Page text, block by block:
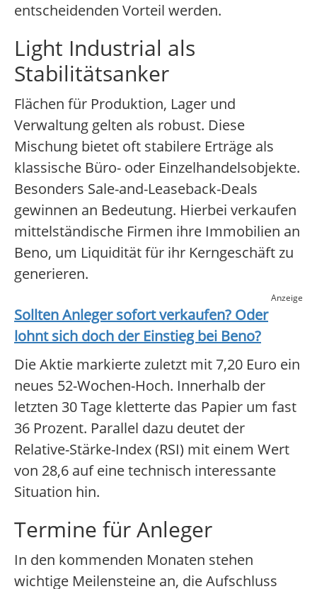
entscheidenden Vorteil werden.
Light Industrial als
Stabilitätsanker
Flächen für Produktion, Lager und
Verwaltung gelten als robust. Diese
Mischung bietet oft stabilere Erträge als
klassische Büro- oder Einzelhandelsobjekte.
Besonders Sale-and-Leaseback-Deals
gewinnen an Bedeutung. Hierbei verkaufen
mittelständische Firmen ihre Immobilien an
Beno, um Liquidität für ihr Kerngeschäft zu
generieren.
Anzeige
Sollten Anleger sofort verkaufen? Oder
lohnt sich doch der Einstieg bei Beno?
Die Aktie markierte zuletzt mit 7,20 Euro ein
neues 52-Wochen-Hoch. Innerhalb der
letzten 30 Tage kletterte das Papier um fast
36 Prozent. Parallel dazu deutet der
Relative-Stärke-Index (RSI) mit einem Wert
von 28,6 auf eine technisch interessante
Situation hin.
Termine für Anleger
In den kommenden Monaten stehen
wichtige Meilensteine an, die Aufschluss